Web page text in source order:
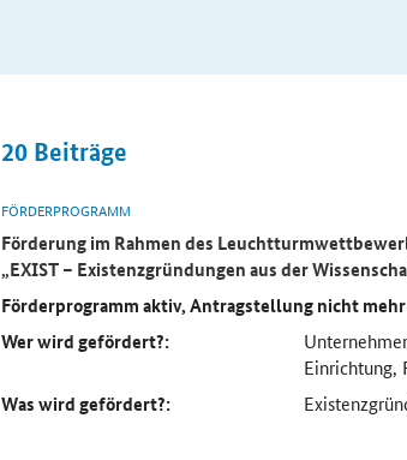
20 Beiträge
FÖRDERPROGRAMM
Förderung im Rahmen des
„EXIST– Existenzgründungen aus der
Förderprogramm aktiv, Antragstellung nicht
Wer wird gefördert?:
Einrichtung,
Was wird gefördert?: